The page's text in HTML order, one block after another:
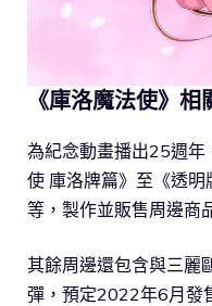
《庫洛魔法使》相
為紀念動畫播出25週年
使 庫洛牌篇》至《透
等，製作並販售周邊商
其餘周邊還包含與三麗
彈，預定2022年6月發